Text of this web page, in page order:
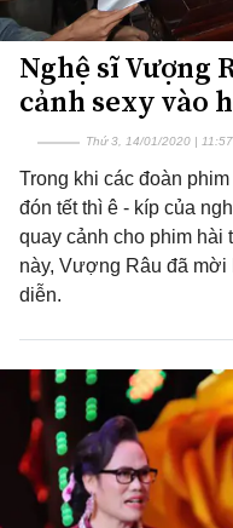
Nghệ sĩ Vượng
cảnh sexy vào
Thứ 3, 14/01/2020 | 11:57
Trong khi các đoàn
đón tết thì ê - kíp của
quay cảnh cho phim hài
này, Vượng Râu đã
diễn.